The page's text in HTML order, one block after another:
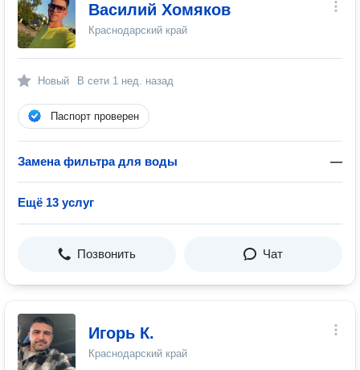
Василий Хомяков
Краснодарский край
Новый В сети 1 нед. назад
Паспорт проверен
Замена фильтра для воды —
Ещё 13 услуг
Позвонить Чат
Игорь К.
Краснодарский край